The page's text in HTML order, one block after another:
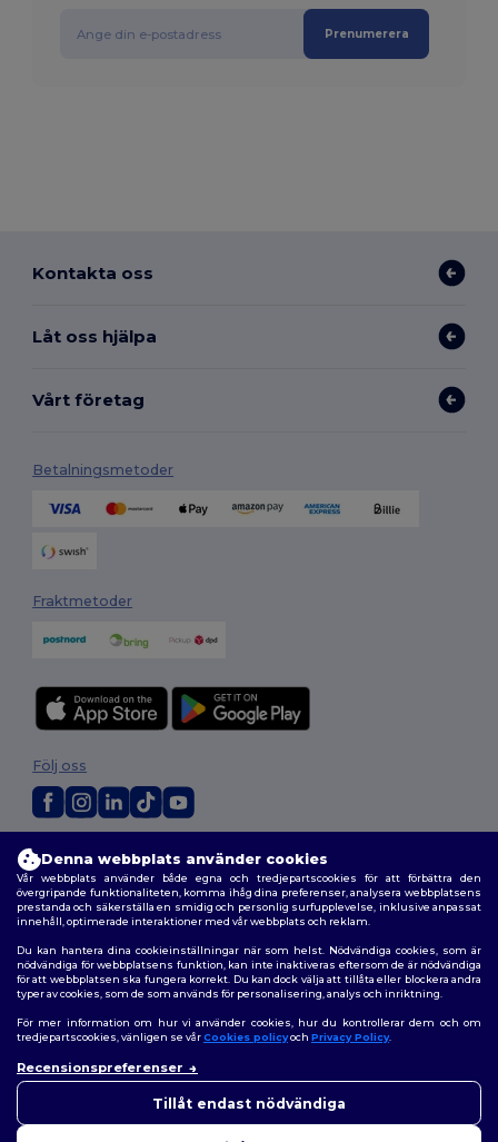
Prenumerera
Kontakta oss
Låt oss hjälpa
Vårt företag
Betalningsmetoder
Fraktmetoder
2026. Alla rättigheter förbehållna
Allmänna Villkor| Anpassad policy | Integritetspolicy
Policy för cookies
|Karta över webbplatsen
Följ oss
Denna webbplats använder cookies
Vår webbplats använder både egna och tredjepartscookies för att förbättra den
övergripande funktionaliteten, komma ihåg dina preferenser, analysera webbplatsens
prestanda och säkerställa en smidig och personlig surfupplevelse, inklusive anpassat
innehåll, optimerade interaktioner med vår webbplats och reklam.
Du kan hantera dina cookieinställningar när som helst. Nödvändiga cookies, som är
nödvändiga för webbplatsens funktion, kan inte inaktiveras eftersom de är nödvändiga
för att webbplatsen ska fungera korrekt. Du kan dock välja att tillåta eller blockera andra
typer av cookies, som de som används för personalisering, analys och inriktning.
För mer information om hur vi använder cookies, hur du kontrollerar dem och om
tredjepartscookies, vänligen se vårCookies policyoch Privacy Policy.
Recensionspreferenser
Tillåt endast nödvändiga
funderingar kan du kontakta